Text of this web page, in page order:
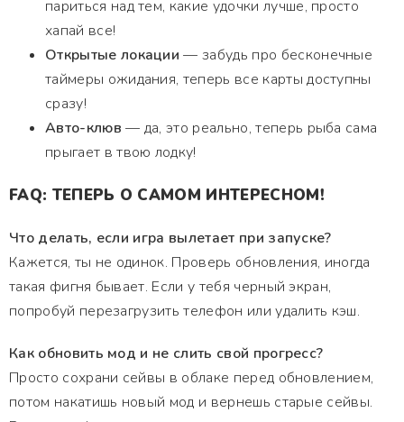
париться над тем, какие удочки лучше, просто
хапай все!
Открытые локации — забудь про бесконечные
таймеры ожидания, теперь все карты доступны
сразу!
Авто-клюв — да, это реально, теперь рыба сама
прыгает в твою лодку!
FAQ: ТЕПЕРЬ О САМОМ ИНТЕРЕСНОМ!
Что делать, если игра вылетает при запуске?
Кажется, ты не одинок. Проверь обновления, иногда
такая фигня бывает. Если у тебя черный экран,
попробуй перезагрузить телефон или удалить кэш.
Как обновить мод и не слить свой прогресс?
Просто сохрани сейвы в облаке перед обновлением,
потом накатишь новый мод и вернешь старые сейвы.